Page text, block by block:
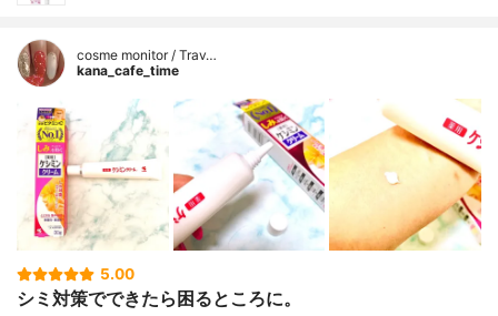
cosme monitor / Trav…
kana_cafe_time
5.00
シミ対策でできたら困るところに。